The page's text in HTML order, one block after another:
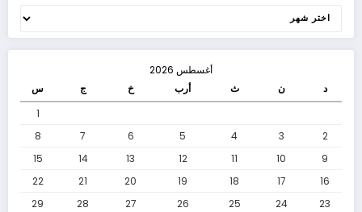
اذكروا محاسن موتاك�
اذكروا محاسن موتاكم بقلم: منذر فالح الغزالي طُلب منّي
الأرشيف
أغسطس 2026
د
ن ث أرب خ ج
س
1
2
3
4
5
6
7
8
9
10
11
12
13
14
15
16
17
18
19
20
21
22
23
24
25
26
27
28
29